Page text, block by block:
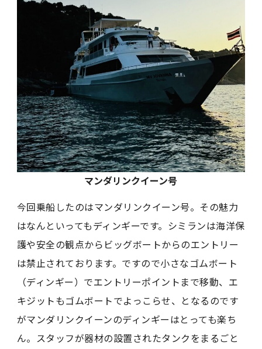
マンダリンクイーン号
今回乗船したのはマンダリンクイーン号。その魅力
はなんといってもディンギーです。シミランは海洋保
護や安全の観点からビッグボートからのエントリー
は禁止されております。ですので小さなゴムボート
（ディンギー）でエントリーポイントまで移動、エ
キジットもゴムボートでよっこらせ、となるのです
がマンダリンクイーンのディンギーはとっても楽ち
ん。スタッフが器材の設置されたタンクをまるごと